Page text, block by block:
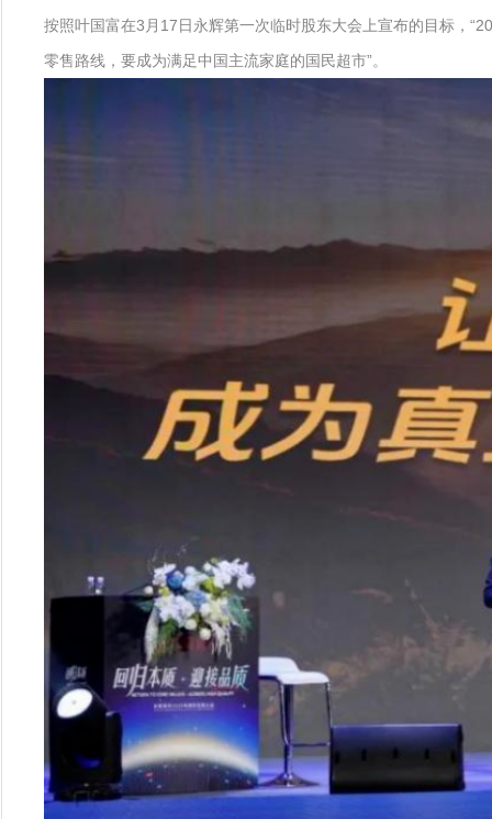
按照叶国富在3月17日永辉第一次临时股东大会上宣布的目标，
零售路线，要成为满足中国主流家庭的国民超市”。